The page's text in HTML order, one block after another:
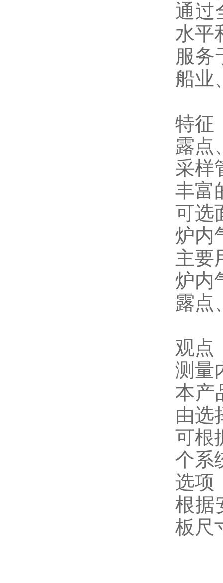
通过
水平
服务
船业
特征
露点
采样
丰富
可选
炉内
主要
炉内
露点
观点
测量
本产
由选
可根
个系
选项
根据
板尺